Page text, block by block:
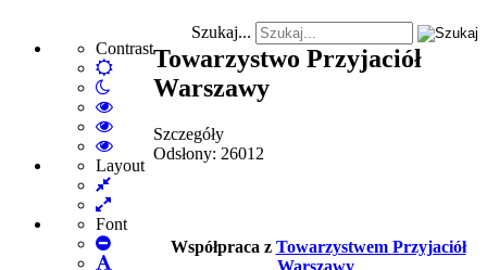
Contrast
Default
mode
High
Contrast
Black
White
High
Contrast
Black
High
Contrast
mode
Layout
Fixed
layout
Wide
layout
Font
Set
Szukaj...
Towarzystwo Przyjaciół
Warszawy
Szczegóły
Odsłony: 26012
Współpraca z Towarzystwem Przyjaciół
Warszawy